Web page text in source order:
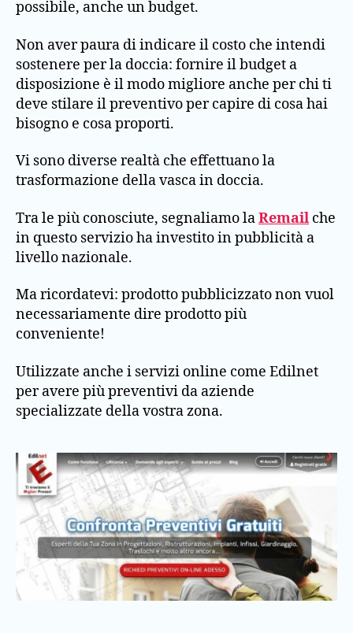
possibile, anche un budget.
Non aver paura di indicare il costo che intendi
sostenere per la doccia: fornire il budget a
disposizione è il modo migliore anche per chi ti
deve stilare il preventivo per capire di cosa hai
bisogno e cosa proporti.
Vi sono diverse realtà che effettuano la
trasformazione della vasca in doccia.
Tra le più conosciute, segnaliamo laRemail che
in questo servizio ha investito in pubblicità a
livello nazionale.
Ma ricordatevi: prodotto pubblicizzato non vuol
necessariamente dire prodotto più
conveniente!
Utilizzate anche i servizi online come Edilnet
per avere più preventivi da aziende
specializzate della vostra zona.